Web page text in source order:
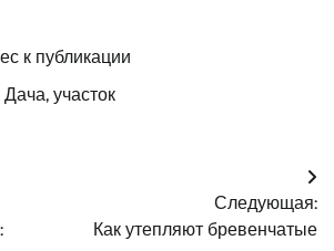
к публикации
Дача, участок
Следующая:
Как утепляют бревенчатые